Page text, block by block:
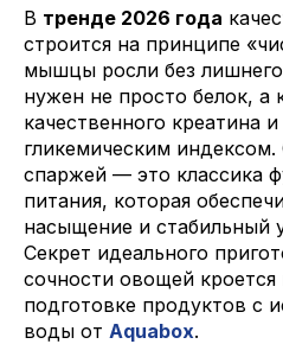
В тренде 2026 года
строится на принципе
мышцы росли без
нужен не просто белок, а
качественного креатина
гликемическим
спаржей — это классика
питания, которая
насыщение и стабильный
Секрет идеального
сочности овощей
подготовке продуктов с
воды от Aquabox.